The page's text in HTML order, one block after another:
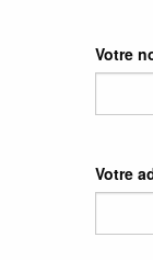
Votre
Votre